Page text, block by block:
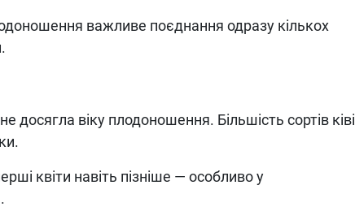
важливе поєднання одразу кількох
віку плодоношення. Більшість сортів ківі
квіти навіть пізніше — особливо у